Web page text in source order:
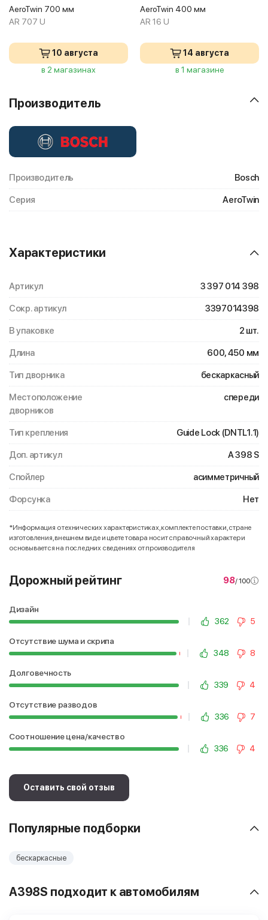
AeroTwin 700 мм
AR 707 U
10 августа
в 2 магазинах
AeroTwin 400 мм
AR 16 U
14 августа
в 1 магазине
Производитель
Производитель Bosch
Серия AeroTwin
Характеристики
Артикул 3 397 014 398
Сокр. артикул 3397014398
В упаковке 2 шт.
Длина 600, 450 мм
Тип дворника бескаркасный
Местоположение
дворников
спереди
Тип крепления Guide Lock (DNTL1.1)
Доп. артикул A 398 S
Спойлер асимметричный
Форсунка Нет
*Информация о технических характеристиках, комплекте поставки, стране
изготовления, внешнем виде и цвете товара носит справочный характер и
основывается на последних сведениях от производителя
Дорожный рейтинг 98/ 100
Дизайн
362
5
Отсутствие шума и скрипа
348
8
Долговечность
339
4
Отсутствие разводов
336
7
Соотношение цена/качество
336
4
Оставить свой отзыв
Популярные подборки
бескаркасные
A398S подходит к автомобилям